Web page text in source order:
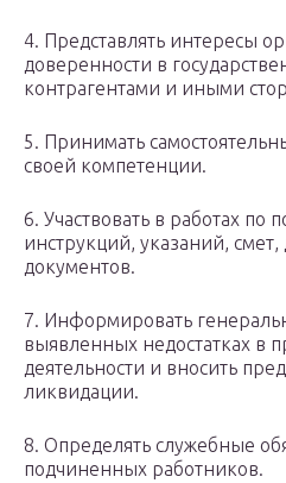
4. Представлять интересы
доверенности в
контрагентами и иными
5. Принимать
своей компетенции.
6. Участвовать в работах по
инструкций, указаний,
документов.
7. Информировать
выявленных недостатках в
деятельности и вносить
ликвидации.
8. Определять служебные
подчиненных работников.